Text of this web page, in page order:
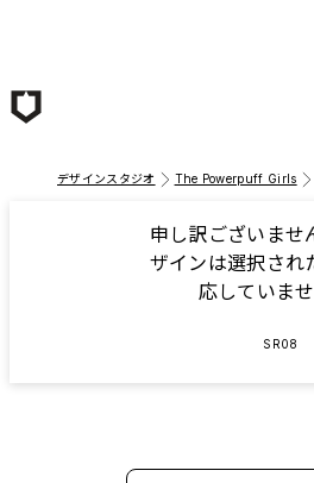
デザインスタジオ The Powerpuff Girls
申し訳ございませ
ザインは選択され
応していませ
SR08